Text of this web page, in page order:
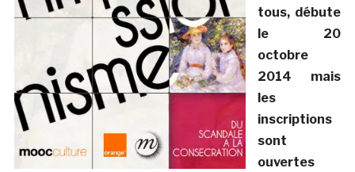
tous, débute
le 20
octobre
2014 mais
les
inscriptions
sont
ouvertes